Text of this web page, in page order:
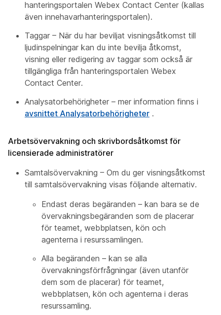
hanteringsportalen Webex Contact Center (kallas
även innehavarhanteringsportalen).
Taggar – När du har beviljat visningsåtkomst till
ljudinspelningar kan du inte bevilja åtkomst,
visning eller redigering av taggar som också är
tillgängliga från hanteringsportalen Webex
Contact Center.
Analysatorbehörigheter – mer information finns i
avsnittet Analysatorbehörigheter .
Arbetsövervakning och skrivbordsåtkomst för
licensierade administratörer
Samtalsövervakning – Om du ger visningsåtkomst
till samtalsövervakning visas följande alternativ.
Endast deras begäranden – kan bara se de
övervakningsbegäranden som de placerar
för teamet, webbplatsen, kön och
agenterna i resurssamlingen.
Alla begäranden – kan se alla
övervakningsförfrågningar (även utanför
dem som de placerar) för teamet,
webbplatsen, kön och agenterna i deras
resurssamling.